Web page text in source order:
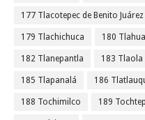
177 Tlacotepec de Benito Juárez
179 Tlachichuca 180
182 Tlanepantla 183 Tlaola
185 Tlapanalá 186
188 Tochimilco 189